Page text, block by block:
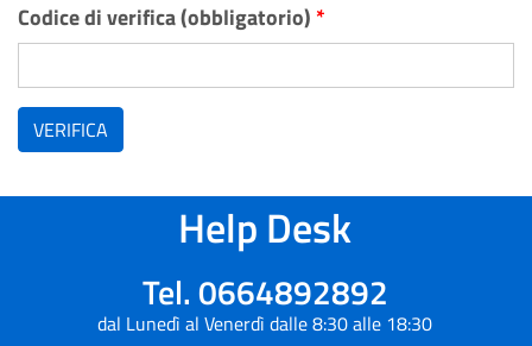
Codice di verifica (obbligatorio) *
VERIFICA
Help Desk
Tel. 0664892892
dal Lunedì al Venerdì dalle 8:30 alle 18:30